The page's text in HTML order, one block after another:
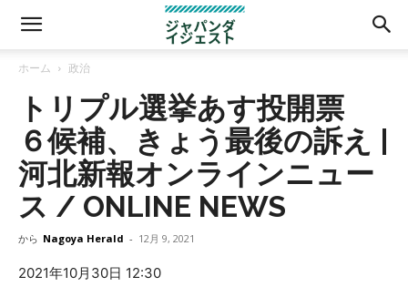
ホーム 政治
トリプル選挙あす投開票
６候補、きょう最後の訴え |
河北新報オンラインニュー
ス / ONLINE NEWS
から Nagoya Herald - 12月 9, 2021
2021年10月30日 12:30